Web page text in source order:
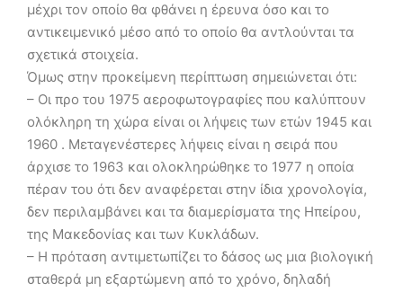
μέχρι τον οποίο θα φθάνει η έρευνα όσο και το
αντικειμενικό μέσο από το οποίο θα αντλούνται τα
σχετικά στοιχεία.
Όμως στην προκείμενη περίπτωση σημειώνεται ότι:
– Οι προ του 1975 αεροφωτογραφίες που καλύπτουν
ολόκληρη τη χώρα είναι οι λήψεις των ετών 1945 και
1960 . Μεταγενέστερες λήψεις είναι η σειρά που
άρχισε το 1963 και ολοκληρώθηκε το 1977 η οποία
πέραν του ότι δεν αναφέρεται στην ίδια χρονολογία,
δεν περιλαμβάνει και τα διαμερίσματα της Ηπείρου,
της Μακεδονίας και των Κυκλάδων.
– Η πρόταση αντιμετωπίζει το δάσος ως μια βιολογική
σταθερά μη εξαρτώμενη από το χρόνο, δηλαδή